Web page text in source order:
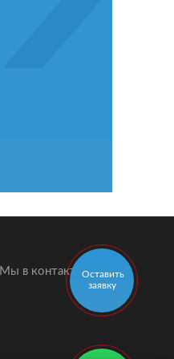
Оставить
заявку
Мы в контакте: